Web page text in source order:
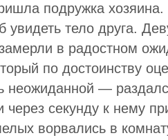
подружка
увидеть тело друга.
замерли в радостном
по достоинству
неожиданной —
через секунду к нему
ворвались в